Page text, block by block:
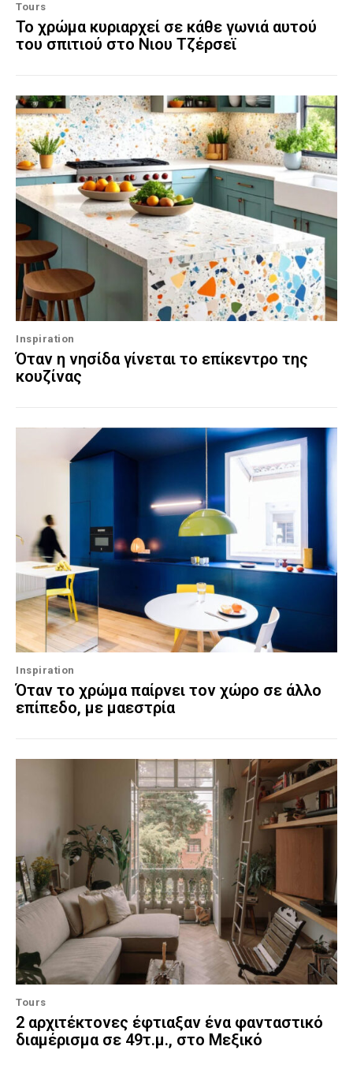
Tours
Το χρώμα κυριαρχεί σε κάθε γωνιά αυτού
του σπιτιού στο Νιου Τζέρσεϊ
Inspiration
Όταν η νησίδα γίνεται το επίκεντρο της
κουζίνας
Inspiration
Όταν το χρώμα παίρνει τον χώρο σε άλλο
επίπεδο, με μαεστρία
Tours
2 αρχιτέκτονες έφτιαξαν ένα φανταστικό
διαμέρισμα σε 49τ.μ., στο Μεξικό